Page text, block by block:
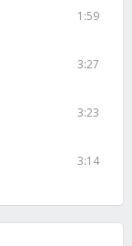
1:59
3:27
3:23
3:14